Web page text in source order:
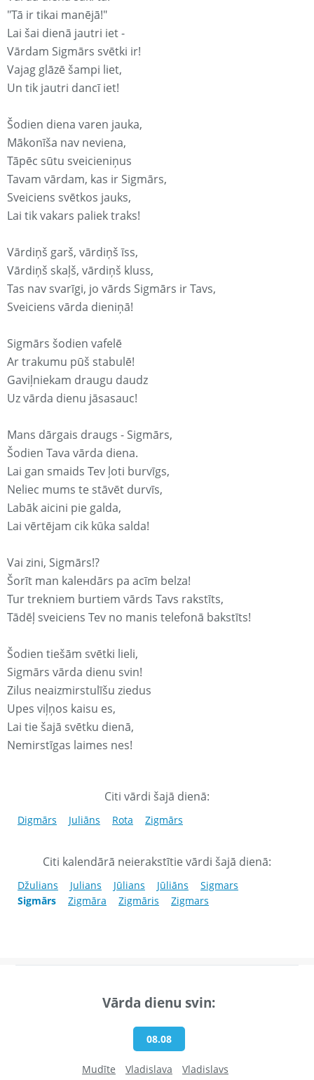
"Tā ir tikai manējā!"
Lai šai dienā jautri iet -
Vārdam Sigmārs svētki ir!
Vajag glāzē šampi liet,
Un tik jautri dancī iet!
Šodien diena varen jauka,
Mākonīša nav neviena,
Tāpēc sūtu sveicieniņus
Tavam vārdam, kas ir Sigmārs,
Sveiciens svētkos jauks,
Lai tik vakars paliek traks!
Vārdiņš garš, vārdiņš īss,
Vārdiņš skaļš, vārdiņš kluss,
Tas nav svarīgi, jo vārds Sigmārs ir Tavs,
Sveiciens vārda dieniņā!
Sigmārs šodien vafelē
Ar trakumu pūš stabulē!
Gaviļniekam draugu daudz
Uz vārda dienu jāsasauc!
Mans dārgais draugs - Sigmārs,
Šodien Tava vārda diena.
Lai gan smaids Tev ļoti burvīgs,
Neliec mums te stāvēt durvīs,
Labāk aicini pie galda,
Lai vērtējam cik kūka salda!
Vai zini, Sigmārs!?
Šorīt man kaleнdārs pa acīm belza!
Tur trekniem burtiem vārds Tavs rakstīts,
Tādēļ sveiciens Tev no manis telefonā bakstīts!
Šodien tiešām svētki lieli,
Sigmārs vārda dienu svin!
Zilus neaizmirstulīšu ziedus
Upes viļņos kaisu es,
Lai tie šajā svētku dienā,
Nemirstīgas laimes nes!
Citi vārdi šajā dienā:
Digmārs Juliāns Rota Zigmārs
Citi kalendārā neierakstītie vārdi šajā dienā:
Džulians Julians Jūlians Jūliāns
Sigmars
Sigmārs
Zigmāra Zigmāris Zigmars
Vārda dienu svin:
08.08
Mudīte Vladislava Vladislavs